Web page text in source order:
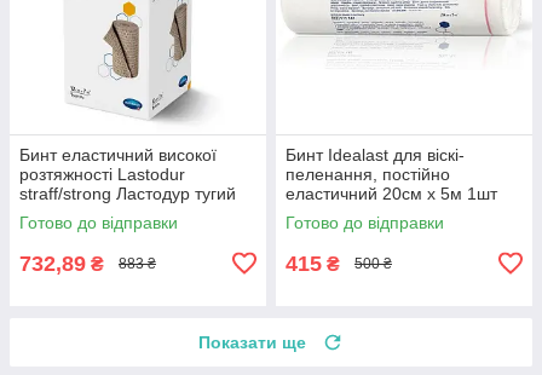
Бинт еластичний високої
розтяжності Lastodur
straff/strong Ластодур тугий
12см х 7м 1шт
Готово до відправки
732,89 ₴ 883 ₴
Бинт Idealast для віскі-
пеленання, постійно
еластичний 20см х 5м 1шт
Готово до відправки
415 ₴ 500 ₴
Показати ще